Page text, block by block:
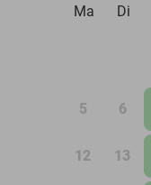
Ma
Di
5 6
12 13